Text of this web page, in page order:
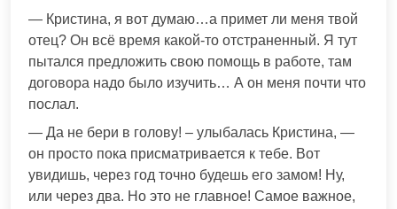
— Кристина, я вот думаю…а примет ли меня твой
отец? Он всё время какой-то отстраненный. Я тут
пытался предложить свою помощь в работе, там
договора надо было изучить… А он меня почти что
послал.
— Да не бери в голову! – улыбалась Кристина, —
он просто пока присматривается к тебе. Вот
увидишь, через год точно будешь его замом! Ну,
или через два. Но это не главное! Самое важное,